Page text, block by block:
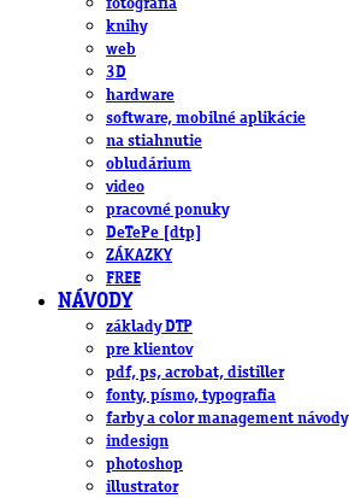
fotografia
knihy
web
3D
hardware
software, mobilné aplikácie
na stiahnutie
obludárium
video
pracovné ponuky
DeTePe [dtp]
ZÁKAZKY
FREE
NÁVODY
základy DTP
pre klientov
pdf, ps, acrobat, distiller
fonty, písmo, typografia
farby a color management návody
indesign
photoshop
illustrator